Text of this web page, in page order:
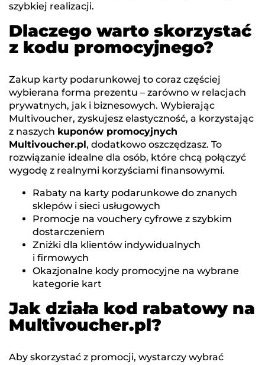
szybkiej realizacji.
Dlaczego warto skorzystać
z kodu promocyjnego?
Zakup karty podarunkowej to coraz częściej
wybierana forma prezentu – zarówno w relacjach
prywatnych, jak i biznesowych. Wybierając
Multivoucher, zyskujesz elastyczność, a korzystając
z naszych kuponów promocyjnych
Multivoucher.pl, dodatkowo oszczędzasz. To
rozwiązanie idealne dla osób, które chcą połączyć
wygodę z realnymi korzyściami finansowymi.
Rabaty na karty podarunkowe do znanych
sklepów i sieci usługowych
Promocje na vouchery cyfrowe z szybkim
dostarczeniem
Zniżki dla klientów indywidualnych
i firmowych
Okazjonalne kody promocyjne na wybrane
kategorie kart
Jak działa kod rabatowy na
Multivoucher.pl?
Aby skorzystać z promocji, wystarczy wybrać